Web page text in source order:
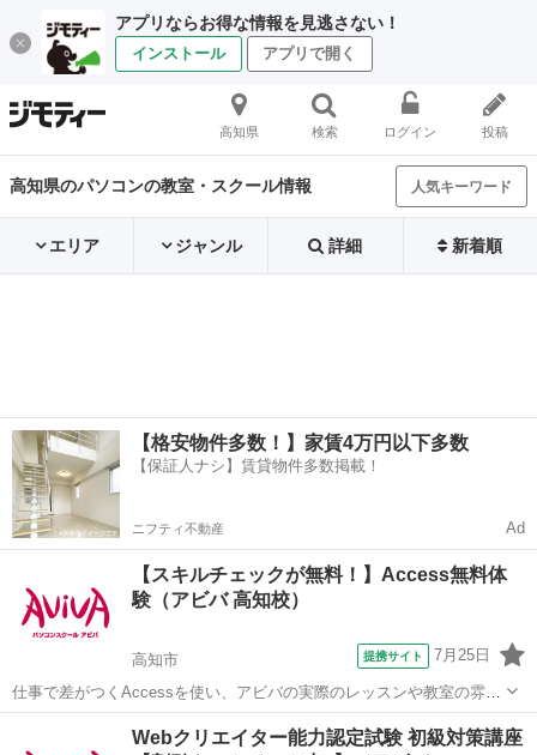
アプリならお得な情報を見逃さない！
インストール アプリで開く
高知県 検索 ログイン 投稿
高知県のパソコンの教室・スクール情報 人気キーワード
エリア ジャンル 詳細 新着順
【格安物件多数！】家賃4万円以下多数
【保証人ナシ】賃貸物件多数掲載！
ニフティ不動産 Ad
【スキルチェックが無料！】Access無料体
験（アビバ 高知校）
高知市 提携サイト 7月25日
仕事で差がつくAccessを使い、アビバの実際のレッスンや教室の雰囲
気を無料で体験♪ 商品・売上管理・顧客情報管理といった大量データ
を扱う方をはじめ、マーケティング・経営分析を行う方など、あなた
アクセス
Webクリエイター能力認定試験 初級対策講座